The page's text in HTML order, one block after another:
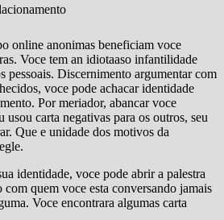
online anonimas beneficiam voce
Voce tem an idiotaaso infantilidade
pessoais. Discernimento argumentar com
voce pode achacar identidade
Por meriador, abancar voce
usou carta negativas para os outros, seu
Que e unidade dos motivos da
identidade, voce pode abrir a palestra
com quem voce esta conversando jamais
Voce encontrara algumas carta